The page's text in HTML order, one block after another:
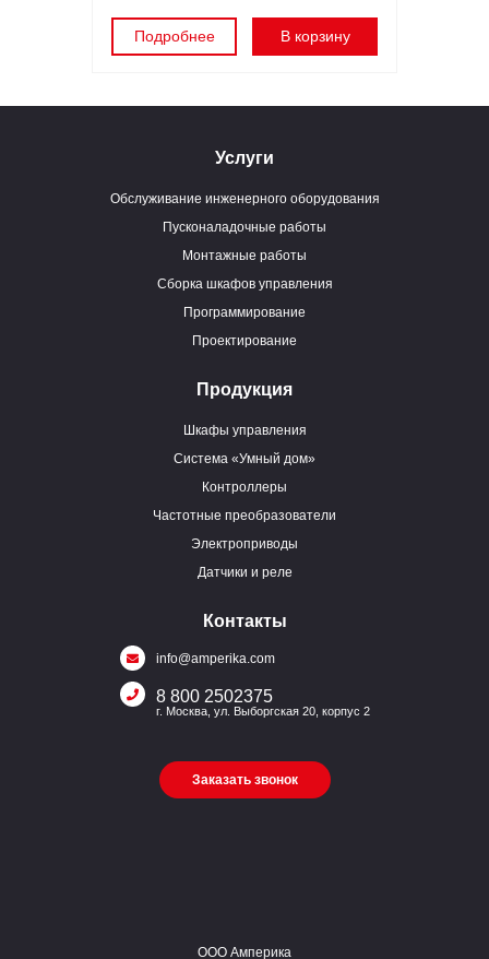
Подробнее В корзину
ООО Амперика
Услуги
Обслуживание инженерного оборудования
Пусконаладочные работы
Монтажные работы
Сборка шкафов управления
Программирование
Проектирование
Продукция
Шкафы управления
Система «Умный дом»
Контроллеры
Частотные преобразователи
Электроприводы
Датчики и реле
Контакты
info@amperika.com
8 800 2502375
г. Москва, ул. Выборгская 20, корпус 2
Заказать звонок